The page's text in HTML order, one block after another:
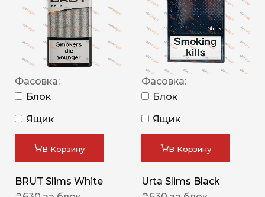
Фасовка:
Блок
Ящик
В Корзину
BRUT Slims White
Фасовка:
Блок
Ящик
В Корзину
Urta Slims Black